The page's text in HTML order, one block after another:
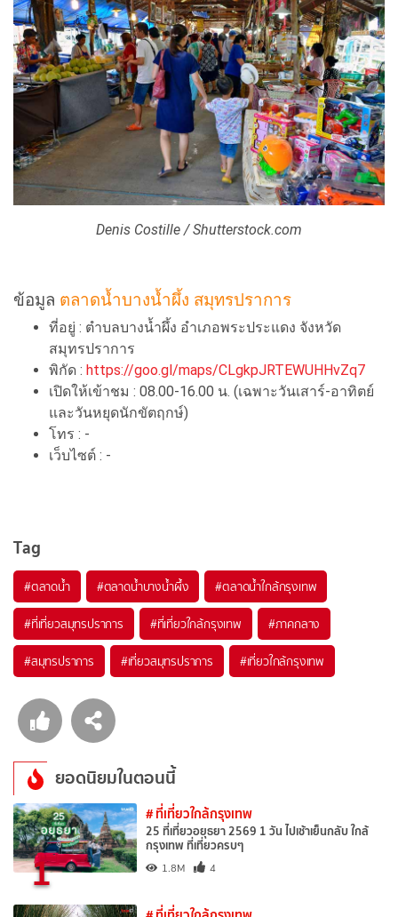
Denis Costille / Shutterstock.com
ข้อมูล ตลาดน้ำบางน้ำผึ้ง สมุทรปราการ
ที่อยู่ : ตำบลบางน้ำผึ้ง อำเภอพระประแดง จังหวัด
สมุทรปราการ
พิกัด : https://goo.gl/maps/CLgkpJRTEWUHHvZq7
เปิดให้เข้าชม : 08.00-16.00 น. (เฉพาะวันเสาร์-อาทิตย์
และวันหยุดนักขัตฤกษ์)
โทร : -
เว็บไซต์ : -
Tag
#ตลาดน้ำ #ตลาดน้ำบางน้ำผึ้ง #ตลาดน้ำใกล้กรุงเทพ
#ที่เที่ยวสมุทรปราการ #ที่เที่ยวใกล้กรุงเทพ #ภาคกลาง
#สมุทรปราการ #เที่ยวสมุทรปราการ #เที่ยวใกล้กรุงเทพ
ยอดนิยมในตอนนี้
1
# ที่เที่ยวใกล้กรุงเทพ
25 ที่เที่ยวอยุธยา 2569 1 วัน ไปเช้าเย็นกลับ ใกล้
กรุงเทพ ที่เที่ยวครบๆ
1.8M 4